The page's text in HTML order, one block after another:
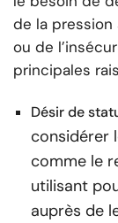
de la
ou de
principales
Désir de
considérer
comme le
utilisant
auprès de